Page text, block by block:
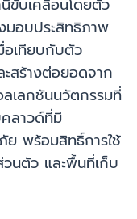
ขับเคลื่อนโดยตัว
มอบประสิทธิภาพ
อเทียบกับตัว
สร้างต่อยอดจาก
เลกชันนวัตกรรมที่
ลาวด์ที่มี
พร้อมสิทธิ์การใช้
นตัว และพื้นที่เก็บ